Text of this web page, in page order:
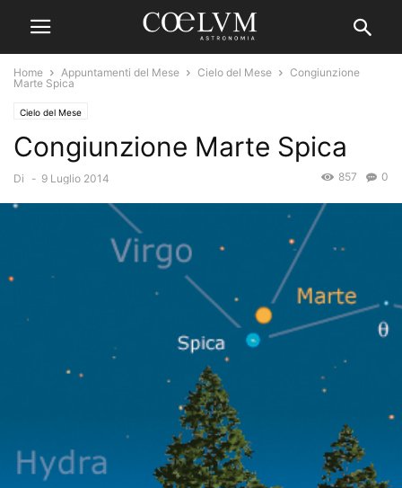
Home Appuntamenti del Mese Cielo del Mese
Congiunzione
Marte Spica
Cielo del Mese
Congiunzione Marte Spica
Di - 9 Luglio 2014 0
857